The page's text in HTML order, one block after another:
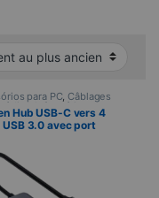
plus ancien
para PC, Câblages
Informática
Hub USB-C vers 4
3.0 avec port